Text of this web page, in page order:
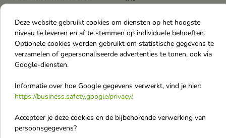
€ 68,90 € 29,00
Niet op voorraad favorite_border
Deze website gebruikt cookies om diensten op het hoogste
niveau te leveren en af te stemmen op individuele behoeften.
Optionele cookies worden gebruikt om statistische gegevens te
verzamelen of gepersonaliseerde advertenties te tonen, ook via
Google-diensten.
Informatie over hoe Google gegevens verwerkt, vind je hier:
https://business.safety.google/privacy/.
Accepteer je deze cookies en de bijbehorende verwerking van
persoonsgegevens?